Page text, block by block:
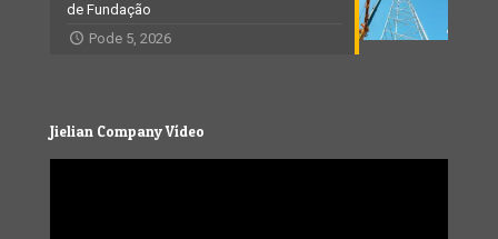
de Fundação
Pode 5, 2026
Jielian Company Vídeo